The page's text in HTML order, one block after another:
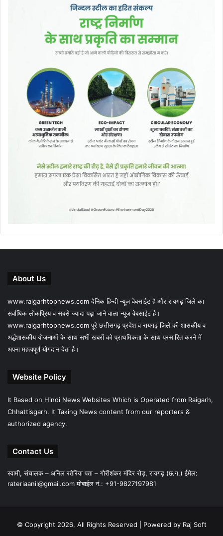
About Us
www.raigarhtopnews.com दैनिक हिन्दी न्यूज वेबसाईट है और रायगढ़ जिले का
सर्वाधिक लोकप्रिय व सबसे ज्यादा पढ़ा जाने वाला न्यूज वेबसाईट है।
www.raigarhtopnews.com पूरे छत्तीसगढ़ प्रदेश व रायगढ़ जिले की शासकीय व
अर्द्धशासकीय योजनाओं के साथ सभी खबरों को प्राथमिकता के साथ प्रसारित करने में
अपना महत्वपूर्ण योगदान देता है।
Website Policy
It Based on Hindi News Websites Which is Operated from Raigarh,
Chhattisgarh. It Taking News content from our reporters &
authorized agency.
Contact Us
स्वामी, संचालक – अनिल रतेरिया पता – गौरीशंकर मंदिर रोड़, रायगढ़ (छ.ग.) ईमेल:
rateriaanil@gmail.comमोबाईल नं.: +91-9827197981
© Copyright 2026, All Rights Reserved | Powered by Raj Soft